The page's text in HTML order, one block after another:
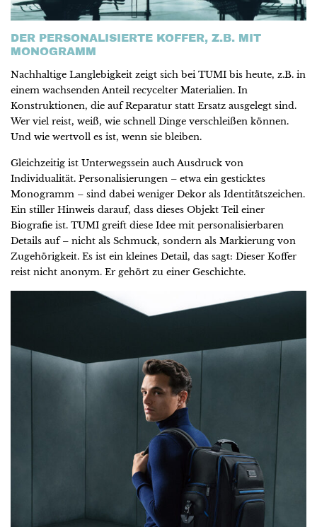
DER PERSONALISIERTE KOFFER, Z.B. MIT
MONOGRAMM
Nachhaltige Langlebigkeit zeigt sich bei TUMI bis heute, z.B. in
einem wachsenden Anteil recycelter Materialien. In
Konstruktionen, die auf Reparatur statt Ersatz ausgelegt sind.
Wer viel reist, weiß, wie schnell Dinge verschleißen können.
Und wie wertvoll es ist, wenn sie bleiben.
Gleichzeitig ist Unterwegssein auch Ausdruck von
Individualität. Personalisierungen – etwa ein gesticktes
Monogramm – sind dabei weniger Dekor als Identitätszeichen.
Ein stiller Hinweis darauf, dass dieses Objekt Teil einer
Biografie ist. TUMI greift diese Idee mit personalisierbaren
Details auf – nicht als Schmuck, sondern als Markierung von
Zugehörigkeit. Es ist ein kleines Detail, das sagt: Dieser Koffer
reist nicht anonym. Er gehört zu einer Geschichte.